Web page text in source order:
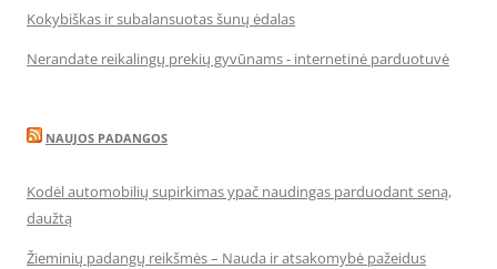
Kokybiškas ir subalansuotas šunų ėdalas
Nerandate reikalingų prekių gyvūnams - internetinė parduotuvė
NAUJOS PADANGOS
Kodėl automobilių supirkimas ypač naudingas parduodant seną,
daužtą
Žieminių padangų reikšmės – Nauda ir atsakomybė pažeidus